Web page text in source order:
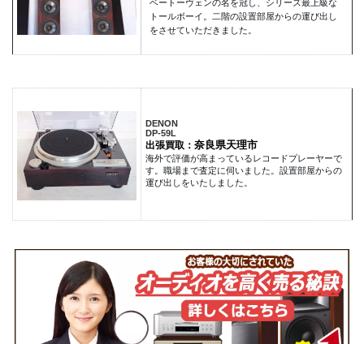
ベートーヴェンの名を冠し、シリーズ最上級な
トールボーイ。二階の設置部屋からの運び出し
をさせていただきました。
DENON
DP-59L
出張買取： 奈良県天理市
海外で評価が高まっているレコードプレーヤーで
す。職場まで査定に伺いました。設置部屋からの
運び出しをいたしました。